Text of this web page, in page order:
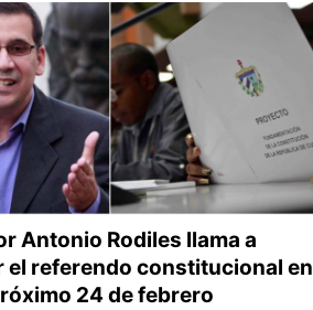
Antonio Rodiles llama a
el referendo constitucional en
24 de febrero